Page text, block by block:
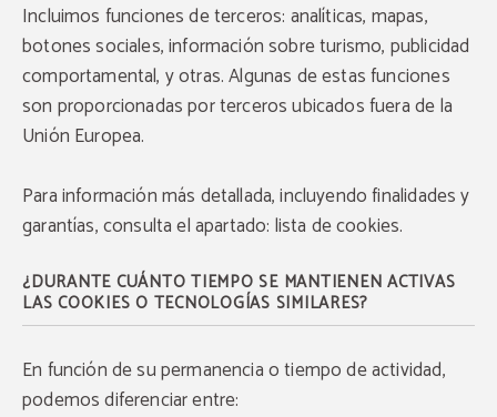
Incluimos funciones de terceros: analíticas, mapas,
botones sociales, información sobre turismo, publicidad
comportamental, y otras. Algunas de estas funciones
son proporcionadas por terceros ubicados fuera de la
Unión Europea.
Para información más detallada, incluyendo finalidades y
garantías, consulta el apartado: lista de cookies.
¿DURANTE CUÁNTO TIEMPO SE MANTIENEN ACTIVAS
LAS COOKIES O TECNOLOGÍAS SIMILARES?
En función de su permanencia o tiempo de actividad,
podemos diferenciar entre: